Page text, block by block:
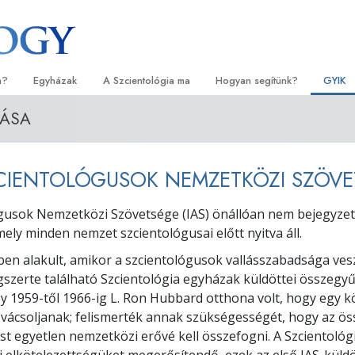
Egyházak
Haladó szervezetek
Flag Szárazföldi Bázis
Eljuttatjuk a világak a Scientology-t
A Szcientológia ma
David Miscavige – A Scientology
Hogyan segítünk?
Criminon
Narconon
Együtt az Emberi Jogokért
Állampolgári Bizottság az
Jogokért
GYIK
A
NEMZETKÖZI
Nemzetközi Szövetsége (IAS) önállóan nem
minden nemzet szcientológusai előtt nyitva áll.
alakult, amikor a szcientológusok vallásszabadsága
található Szcientológia egyházak küldöttei
1959-től 1966-ig L. Ron Hubbard otthona volt, hogy egy
felismerték annak szükségességét, hogy az
egyetlen nemzetközi erővé kell összefogni. A